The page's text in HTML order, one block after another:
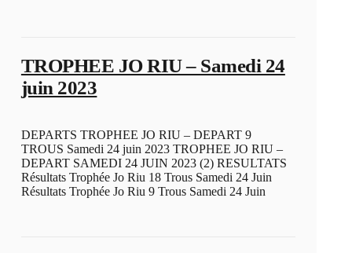
TROPHEE JO RIU – Samedi 24
juin 2023
DEPARTS TROPHEE JO RIU – DEPART 9
TROUS Samedi 24 juin 2023 TROPHEE JO RIU –
DEPART SAMEDI 24 JUIN 2023 (2) RESULTATS
Résultats Trophée Jo Riu 18 Trous Samedi 24 Juin
Résultats Trophée Jo Riu 9 Trous Samedi 24 Juin